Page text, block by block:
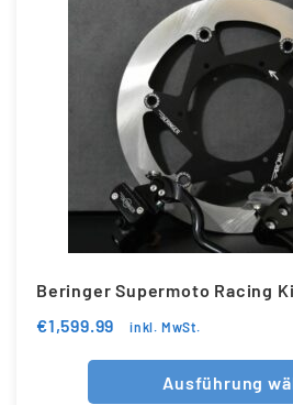
Beringer Supermoto Racing
€1,599.99 inkl. MwSt.
Ausführung